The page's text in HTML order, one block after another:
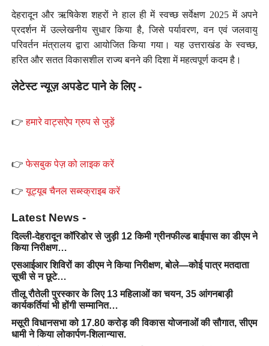
देहरादून और ऋषिकेश शहरों ने हाल ही में स्वच्छ सर्वेक्षण 2025 में अपने
प्रदर्शन में उल्लेखनीय सुधार किया है, जिसे पर्यावरण, वन एवं जलवायु
परिवर्तन मंत्रालय द्वारा आयोजित किया गया। यह उत्तराखंड के स्वच्छ,
हरित और सतत विकासशील राज्य बनने की दिशा में महत्वपूर्ण कदम है।
लेटेस्ट न्यूज़ अपडेट पाने के लिए -
👉हमारे वाट्सऐप ग्रुप से जुड़ें
👉फेसबुक पेज़ को लाइक करें
👉यूट्यूब चैनल सब्स्क्राइब करें
Latest News -
दिल्ली-देहरादून कॉरिडोर से जुड़ी 12 किमी ग्रीनफील्ड बाईपास का डीएम ने
किया निरीक्षण…
एसआईआर शिविरों का डीएम ने किया निरीक्षण, बोले—कोई पात्र मतदाता
सूची से न छूटे…
तीलू रौतेली पुरस्कार के लिए 13 महिलाओं का चयन, 35 आंगनबाड़ी
कार्यकर्तियां भी होंगी सम्मानित…
मसूरी विधानसभा को 17.80 करोड़ की विकास योजनाओं की सौगात, सीएम
धामी ने किया लोकार्पण-शिलान्यास.